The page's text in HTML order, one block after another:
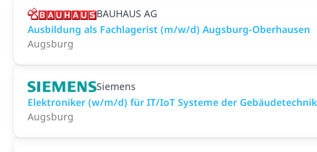
BAUHAUS AG
Ausbildung als Fachlagerist (m/w/d) Augsburg-Oberhausen
Augsburg
Siemens
Elektroniker (w/m/d) für IT/IoT Systeme der
Augsburg